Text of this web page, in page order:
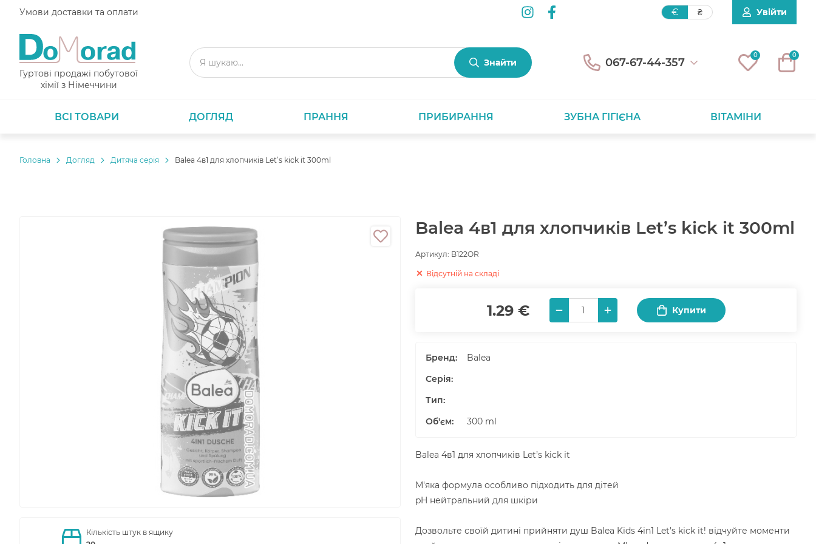
Умови доставки та оплати € ₴ Увійти
Гуртові продажі побутової
хімії з Німеччини
Знайти 067-67-44-357
0 0
ВСІ ТОВАРИ ДОГЛЯД ПРАННЯ ПРИБИРАННЯ ЗУБНА ГІГІЄНА ВІТАМІНИ
Головнa Догляд Дитяча серія Balea 4в1 для хлопчиків Let’s kick it 300ml
Кількість штук в ящику
Balea 4в1 для хлопчиків Let’s kick it 300ml
Артикул: B122OR
Відсутній на складі
1.29 € Купити
Бренд:
Balea
Серія:
Тип:
Об'єм: 300 ml
Balea 4в1 для хлопчиків Let’s kick it
М'яка формула особливо підходить для дітей
pH нейтральний для шкіри
Дозвольте своїй дитині прийняти душ Balea Kids 4in1 Let's kick it! відчуйте моменти